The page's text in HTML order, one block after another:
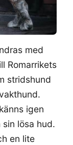
med
Romarrikets
stridshund
igen
lösa hud.
en lite